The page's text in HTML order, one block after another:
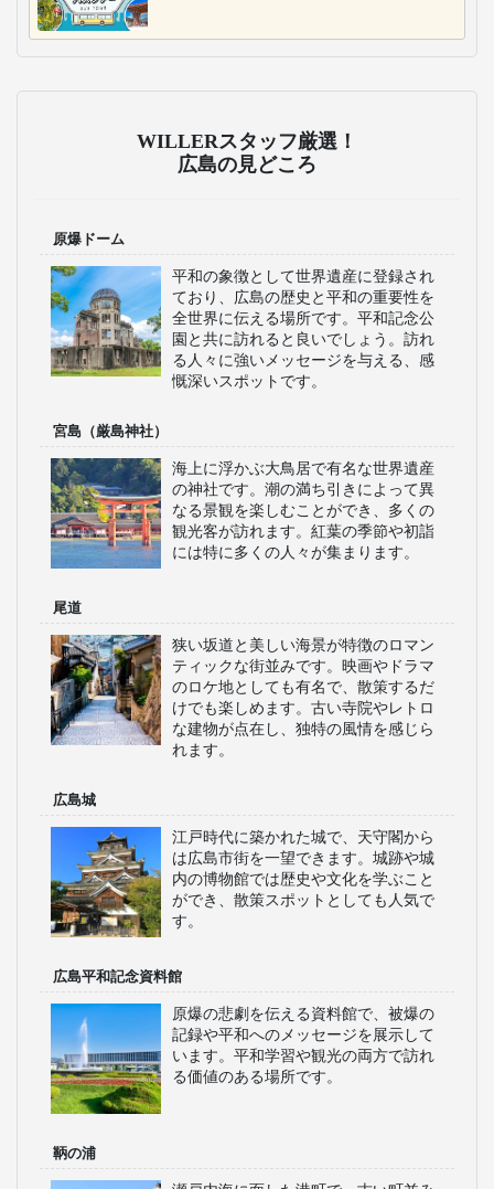
WILLERスタッフ厳選！
広島の見どころ
原爆ドーム
平和の象徴として世界遺産に登録され
ており、広島の歴史と平和の重要性を
全世界に伝える場所です。平和記念公
園と共に訪れると良いでしょう。訪れ
る人々に強いメッセージを与える、感
慨深いスポットです。
宮島（厳島神社）
海上に浮かぶ大鳥居で有名な世界遺産
の神社です。潮の満ち引きによって異
なる景観を楽しむことができ、多くの
観光客が訪れます。紅葉の季節や初詣
には特に多くの人々が集まります。
尾道
狭い坂道と美しい海景が特徴のロマン
ティックな街並みです。映画やドラマ
のロケ地としても有名で、散策するだ
けでも楽しめます。古い寺院やレトロ
な建物が点在し、独特の風情を感じら
れます。
広島城
江戸時代に築かれた城で、天守閣から
は広島市街を一望できます。城跡や城
内の博物館では歴史や文化を学ぶこと
ができ、散策スポットとしても人気で
す。
広島平和記念資料館
原爆の悲劇を伝える資料館で、被爆の
記録や平和へのメッセージを展示して
います。平和学習や観光の両方で訪れ
る価値のある場所です。
鞆の浦